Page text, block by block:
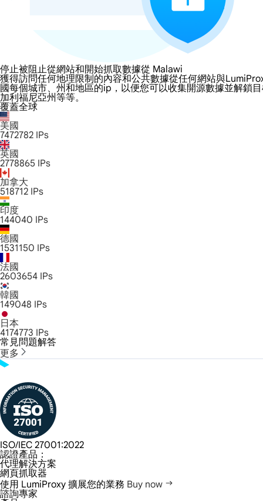
停止被阻止從網站和開始抓取數據從 Malawi
獲得訪問任何地理限制的內容和公共數據從任何網站與
國每個城市、州和地區的ip，以便您可以收集開源數據並解鎖
加利福尼亞州等等。
覆蓋全球
美國
7472782 IPs
英國
2778865 IPs
加拿大
518712 IPs
印度
144040 IPs
德國
1531150 IPs
法國
2603654 IPs
韓國
149048 IPs
日本
4174773 IPs
常見問題解答
更多
ISO/IEC 27001:2022
認證產品：
代理解決方案
網頁抓取器
使用 LumiProxy 擴展您的業務 Buy now
諮詢專家